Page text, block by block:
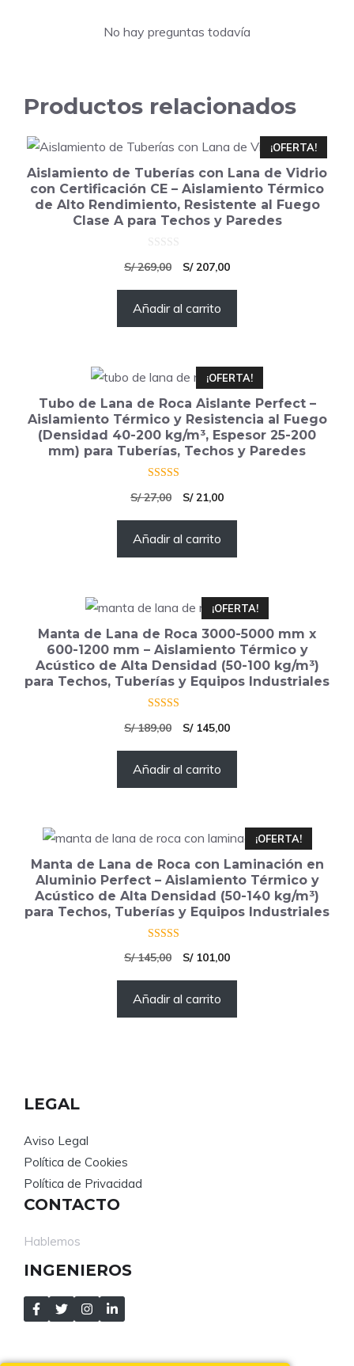
No hay preguntas todavía
Productos relacionados
¡OFERTA!
Aislamiento de Tuberías con Lana de Vidrio
con Certificación CE – Aislamiento Térmico
de Alto Rendimiento, Resistente al Fuego
Clase A para Techos y Paredes
d
5
S/269,00
El
precio
original
era:
S/207,00El
precio
es:
Añadir al carrito
¡OFERTA!
Tubo de Lana de Roca Aislante Perfect –
Aislamiento Térmico y Resistencia al Fuego
(Densidad 40-200 kg/m³, Espesor 25-200
mm) para Tuberías, Techos y Paredes
de 5
S/27,00
El
precio
original
era:
S/21,00El
precio
es:
Añadir al carrito
¡OFERTA!
Manta de Lana de Roca 3000-5000 mm x
600-1200 mm – Aislamiento Térmico y
Acústico de Alta Densidad (50-100 kg/m³)
para Techos, Tuberías y Equipos Industriales
de 5
S/189,00
El
precio
original
era:
S/145,00El
precio
es:
Añadir al carrito
¡OFERTA!
Manta de Lana de Roca con Laminación en
Aluminio Perfect – Aislamiento Térmico y
Acústico de Alta Densidad (50-140 kg/m³)
para Techos, Tuberías y Equipos Industriales
de 5
S/145,00
El
precio
original
era:
S/101,00El
precio
es:
Añadir al carrito
LEGAL
Aviso Legal
Política de Cookies
Política de Privacidad
CONTACTO
Hablemos
INGENIEROS